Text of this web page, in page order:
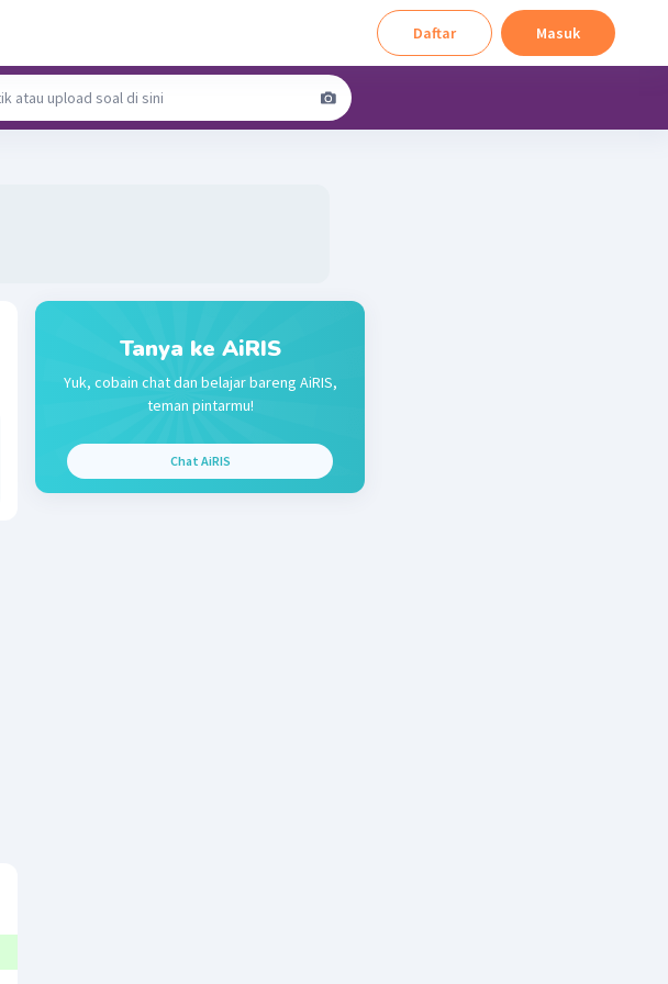
Daftar Masuk
Tanya ke AiRIS
Yuk, cobain chat dan belajar bareng AiRIS,
teman pintarmu!
Chat AiRIS